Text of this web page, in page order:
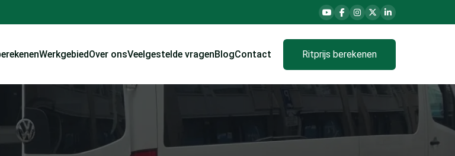
WerkgebiedOver onsVeelgestelde vragenBlogContact Ritprijs berekenen